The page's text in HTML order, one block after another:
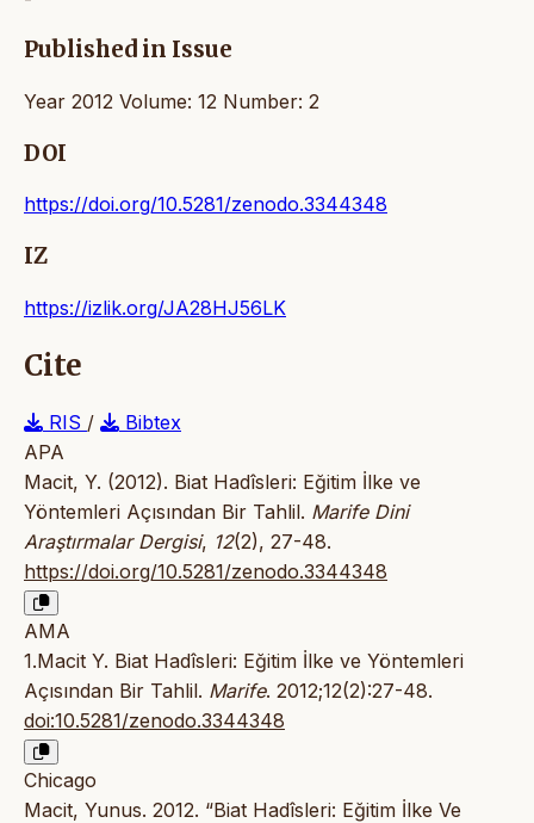
Published in Issue
Year 2012 Volume: 12 Number: 2
DOI
https://doi.org/10.5281/zenodo.3344348
IZ
https://izlik.org/JA28HJ56LK
Cite
RIS /
Bibtex
APA
Macit, Y. (2012). Biat Hadîsleri: Eğitim İlke ve
Yöntemleri Açısından Bir Tahlil. Marife Dini
Araştırmalar Dergisi, 12(2), 27-48.
https://doi.org/10.5281/zenodo.3344348
AMA
1.Macit Y. Biat Hadîsleri: Eğitim İlke ve Yöntemleri
Açısından Bir Tahlil. Marife. 2012;12(2):27-48.
doi:10.5281/zenodo.3344348
Chicago
Macit, Yunus. 2012. “Biat Hadîsleri: Eğitim İlke Ve